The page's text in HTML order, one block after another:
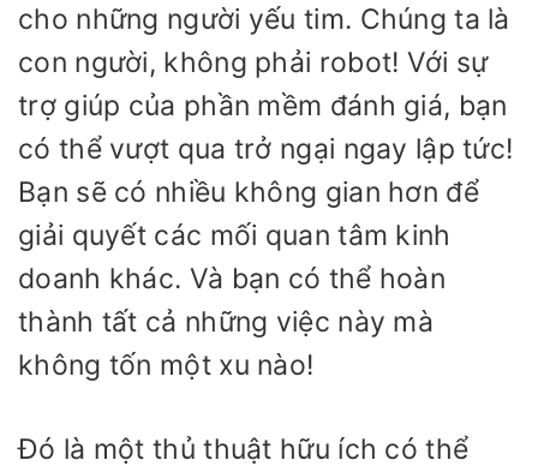
cho những người yếu tim. Chúng ta là
con người, không phải robot! Với sự
trợ giúp của phần mềm đánh giá, bạn
có thể vượt qua trở ngại ngay lập tức!
Bạn sẽ có nhiều không gian hơn để
giải quyết các mối quan tâm kinh
doanh khác. Và bạn có thể hoàn
thành tất cả những việc này mà
không tốn một xu nào!
Đó là một thủ thuật hữu ích có thể